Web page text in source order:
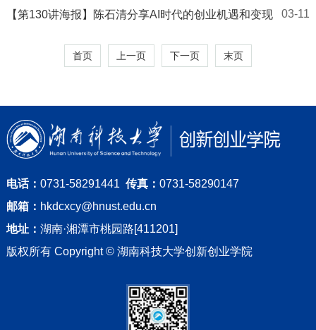
【第130讲海报】陈石清分享AI时代的创业机遇和变现 03-11
首页 上一页 下一页 末页
电话： 0731-58291441 传真： 0731-58290147
邮箱： hkdcxcy@hnust.edu.cn
地址： 湖南·湘潭市桃园路[411201]
版权所有 Copyright © 湖南科技大学创新创业学院